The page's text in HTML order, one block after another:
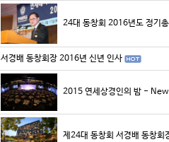
24대 동창회 2016년도 정기총
서경배 동창회장 2016년 신년 인사
2015 연세상경인의 밤 -
제24대 동창회 서경배 동창회